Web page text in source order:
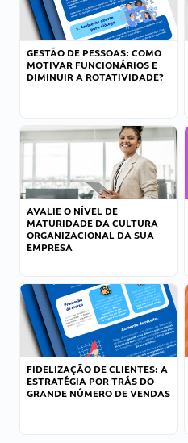
GESTÃO DE PESSOAS: COMO
MOTIVAR FUNCIONÁRIOS E
DIMINUIR A ROTATIVIDADE?
AVALIE O NÍVEL DE
MATURIDADE DA CULTURA
ORGANIZACIONAL DA SUA
EMPRESA
FIDELIZAÇÃO DE CLIENTES: A
ESTRATÉGIA POR TRÁS DO
GRANDE NÚMERO DE VENDAS